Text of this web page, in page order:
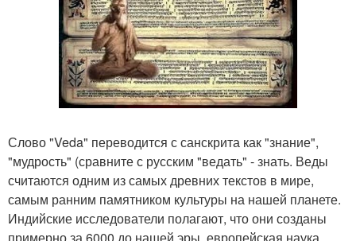
Слово "Veda" переводится с санскрита как "знание",
"мудрость" (сравните с русским "ведать" - знать. Веды
считаются одним из самых древних текстов в мире,
самым ранним памятником культуры на нашей планете.
Индийские исследователи полагают, что они созданы